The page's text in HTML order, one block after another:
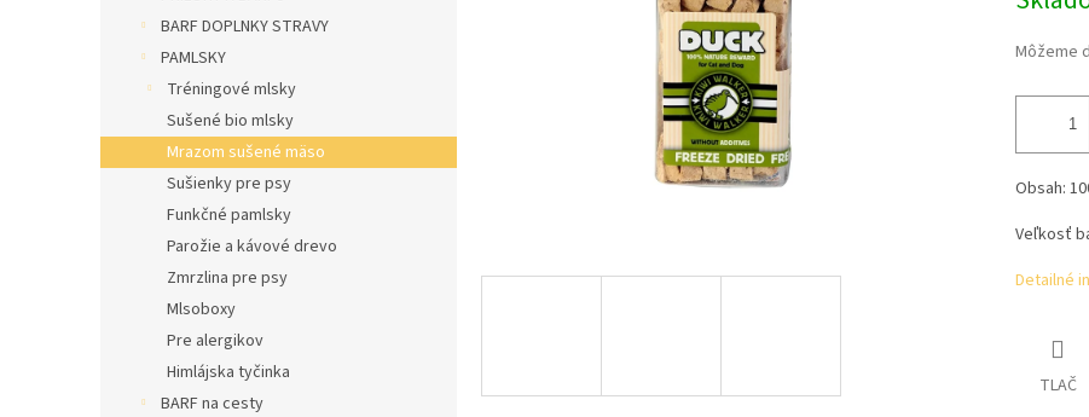
BARF DOPLNKY STRAVY
PAMLSKY
Tréningové mlsky
Sušené bio mlsky
Mrazom sušené mäso
Sušienky pre psy
Funkčné pamlsky
Parožie a kávové drevo
Zmrzlina pre psy
Mlsoboxy
Pre alergikov
Himlájska tyčinka
BARF na cesty
Môžeme
Obsah:
Veľkosť
Detailné
TLAČ